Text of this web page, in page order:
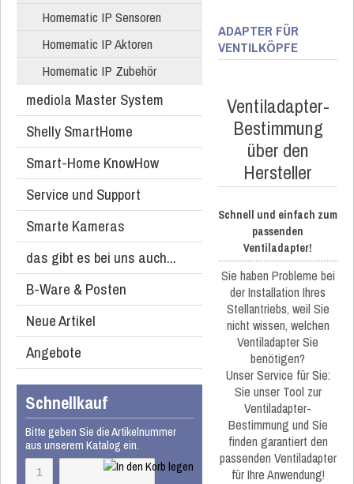
Homematic IP Sensoren
Homematic IP Aktoren
Homematic IP Zubehör
mediola Master System
Shelly SmartHome
Smart-Home KnowHow
Service und Support
Smarte Kameras
das gibt es bei uns auch...
B-Ware & Posten
Neue Artikel
Angebote
Schnellkauf
Bitte geben Sie die Artikelnummer
aus unserem Katalog ein.
ADAPTER FÜR
VENTILKÖPFE
Ventiladapter-
Bestimmung
über den
Hersteller
Schnell und einfach zum
passenden
Ventiladapter!
Sie haben Probleme bei
der Installation Ihres
Stellantriebs, weil Sie
nicht wissen, welchen
Ventiladapter Sie
benötigen?
Unser Service für Sie:
Sie unser Tool zur
Ventiladapter-
Bestimmung und Sie
finden garantiert den
passenden Ventiladapter
für Ihre Anwendung!